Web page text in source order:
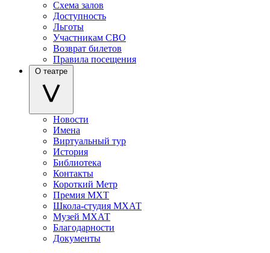
Схема залов
Доступность
Льготы
Участникам СВО
Возврат билетов
Правила посещения
О театре
Новости
Имена
Виртуальный тур
История
Библиотека
Контакты
Короткий Метр
Премия МХТ
Школа-студия МХАТ
Музей МХАТ
Благодарности
Документы